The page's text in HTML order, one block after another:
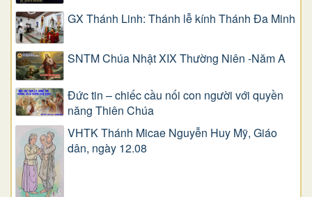
GX Thánh Linh: Thánh lễ kính Thánh Đa Minh
SNTM Chúa Nhật XIX Thường Niên -Năm A
Đức tin – chiếc cầu nối con người với quyền
năng Thiên Chúa
VHTK Thánh Micae Nguyễn Huy Mỹ, Giáo
dân, ngày 12.08